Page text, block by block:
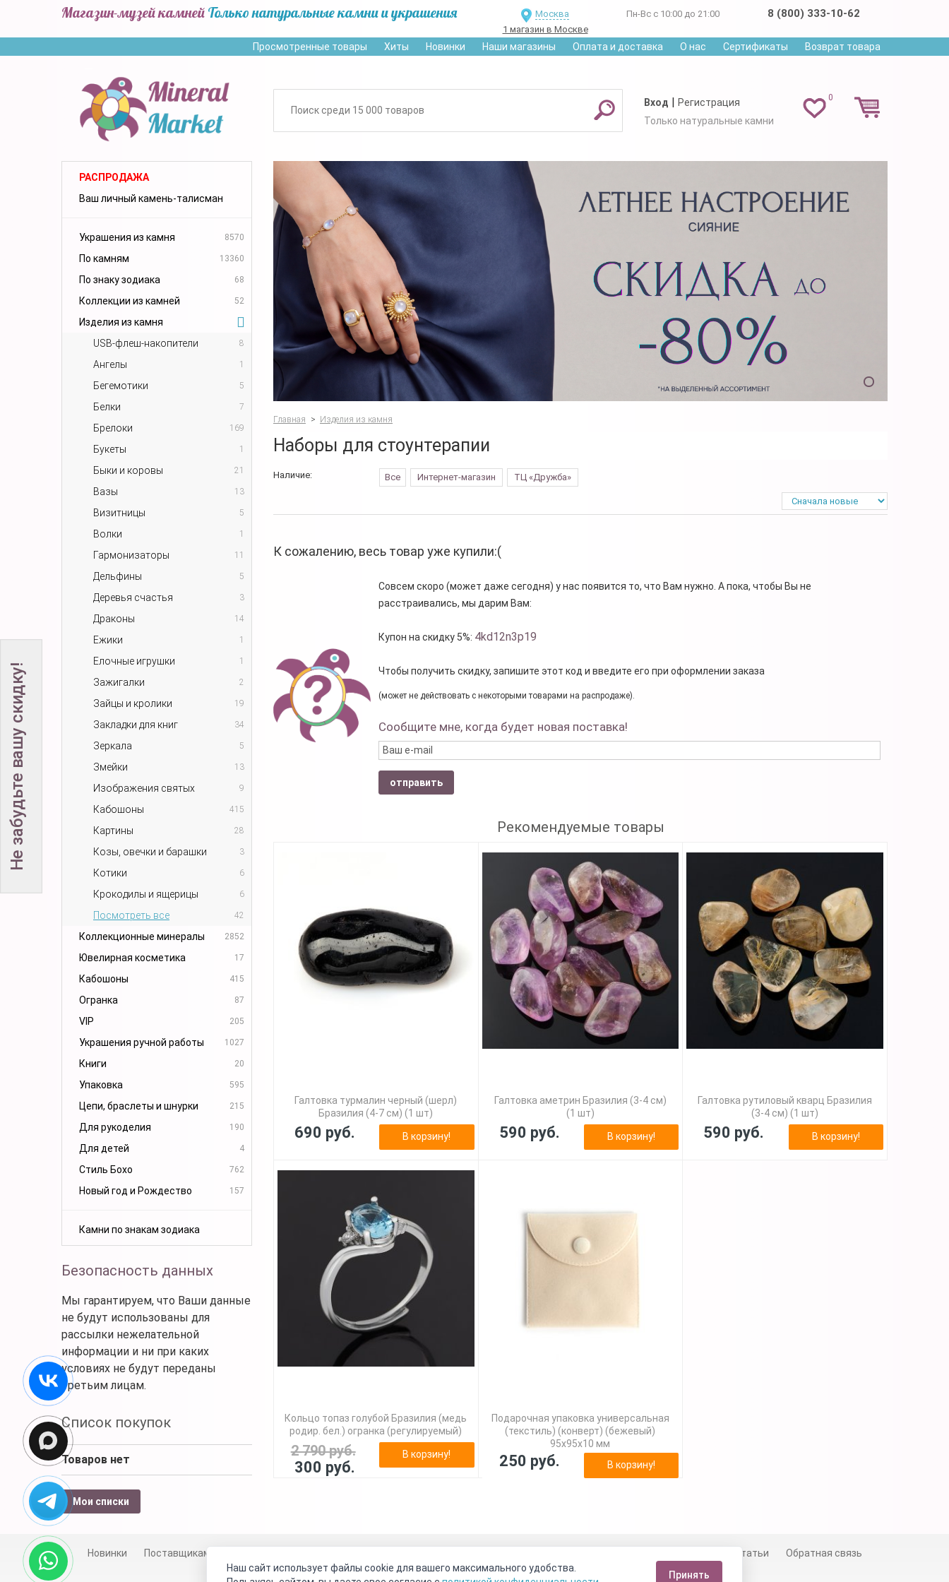
Магазин-музей камней Только натуральные камни и украшения
Москва
1 магазин в Москве
Пн-Вс с 10:00 до 21:00 8 (800) 333-10-62
Просмотренные товары Хиты Новинки Наши магазины Оплата и доставка О нас Сертификаты Возврат товара
0
Вход | Регистрация
Только натуральные камни
РАСПРОДАЖА
Ваш личный камень-талисман
Украшения из камня 8570
По камням 13360
По знаку зодиака 68
Коллекции из камней 52
Изделия из камня
USB-флеш-накопители
8
Ангелы 1
Бегемотики 5
Белки 7
Брелоки 169
Букеты 1
Быки и коровы 21
Вазы 13
Визитницы 5
Волки 1
Гармонизаторы 11
Дельфины 5
Деревья счастья 3
Драконы 14
Ежики 1
Елочные игрушки 1
Зажигалки 2
Зайцы и кролики 19
Закладки для книг 34
Зеркала 5
Змейки 13
Изображения святых 9
Кабошоны 415
Картины 28
Козы, овечки и барашки 3
Котики 6
Крокодилы и ящерицы 6
Посмотреть все 42
Коллекционные минералы 2852
Ювелирная косметика 17
Кабошоны 415
Огранка 87
VIP 205
Украшения ручной работы 1027
Книги 20
Упаковка 595
Цепи, браслеты и шнурки 215
Для рукоделия 190
Для детей 4
Стиль Бохо 762
Новый год и Рождество 157
Камни по знакам зодиака
Безопасность данных
Мы гарантируем, что Ваши данные
не будут использованы для
рассылки нежелательной
информации и ни при каких
условиях не будут переданы
третьим лицам.
Список покупок
Товаров нет
Мои списки
Главная > Изделия из камня
Наборы для стоунтерапии
Наличие: Все Интернет-магазин ТЦ «Дружба»
К сожалению, весь товар уже купили:(
Совсем скоро (может даже сегодня) у нас появится то, что Вам нужно. А пока, чтобы Вы не
расстраивались, мы дарим Вам:
Купон на скидку 5%: 4kd12n3p19
Чтобы получить скидку, запишите этот код и введите его при оформлении заказа
(может не действовать с некоторыми товарами на распродаже).
Сообщите мне, когда будет новая поставка!
отправить
Рекомендуемые товары
Галтовка турмалин черный (шерл)
Бразилия (4-7 см) (1 шт)
690 руб. В корзину!
Галтовка аметрин Бразилия (3-4 см)
(1 шт)
590 руб. В корзину!
Галтовка рутиловый кварц Бразилия
(3-4 см) (1 шт)
590 руб. В корзину!
Кольцо топаз голубой Бразилия (медь
родир. бел.) огранка (регулируемый)
2 790 руб.
300 руб.
В корзину!
Подарочная упаковка универсальная
(текстиль) (конверт) (бежевый)
95х95х10 мм
250 руб. В корзину!
Не забудьте вашу скидку!
Новинки Поставщикам Статьи
Обратная связь
Видео о камнях
СОУТ Телеграм Max
Наш сайт использует файлы cookie для вашего максимального удобства.
Принять